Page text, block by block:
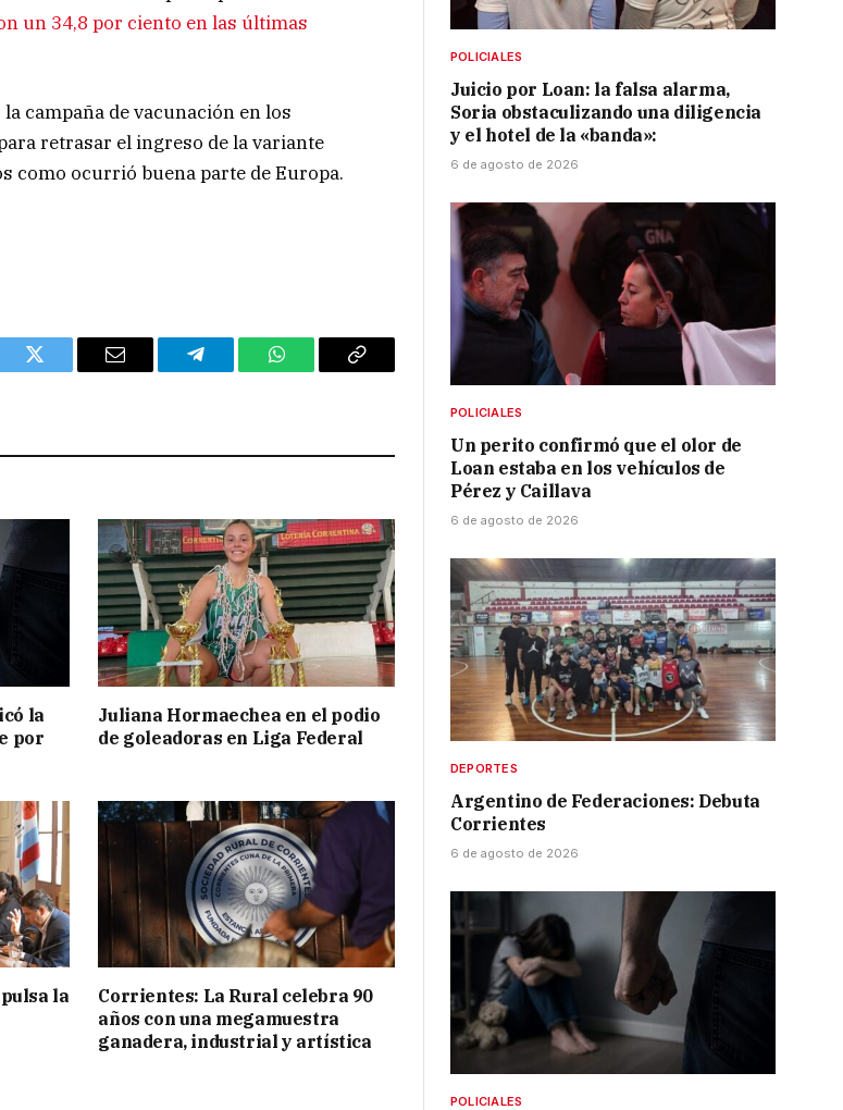
un 34,8 por ciento en las últimas
campaña de vacunación en los
retrasar el ingreso de la variante
como ocurrió buena parte de Europa.
Twitter Email Telegram WhatsAppCopy
la
por
Juliana Hormaechea en el podio
de goleadoras en Liga Federal
la
Corrientes: La Rural celebra 90
años con una megamuestra
ganadera, industrial y artística
POLICIALES
Juicio por Loan: la falsa alarma,
Soria obstaculizando una diligencia
y el hotel de la «banda»:
6 de agosto de 2026
POLICIALES
Un perito confirmó que el olor de
Loan estaba en los vehículos de
Pérez y Caillava
6 de agosto de 2026
DEPORTES
Argentino de Federaciones: Debuta
Corrientes
6 de agosto de 2026
POLICIALES